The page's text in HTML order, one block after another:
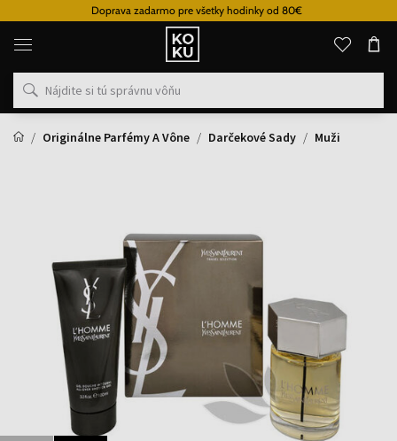
Doprava zadarmo pre všetky hodinky od 80€
Originálne
parfémy
hodinky
na
mieste
Originálne Parfémy A Vône
Darčekové Sady Muži